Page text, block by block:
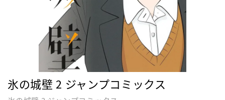
氷の城壁 2 ジャンプコミックス